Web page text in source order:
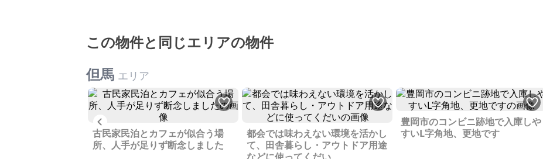
この物件と同じエリアの物件
但馬 エリア
古民家民泊とカフェが似合う場
所、人手が足りず断念しました
都会では味わえない環境を活かし
て、田舎暮らし・アウトドア用途
豊岡市のコンビニ跡地で入庫しや
すいL字角地、更地です